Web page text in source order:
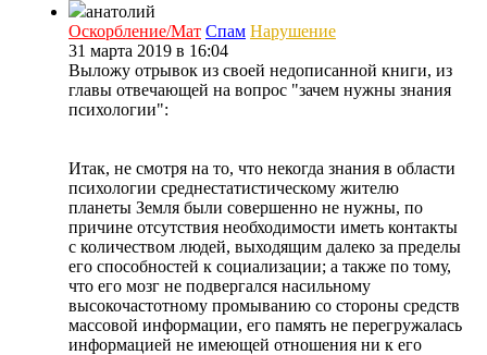
анатолий
Оскорбление/Мат Спам Нарушение
31 марта 2019 в 16:04
Выложу отрывок из своей недописанной книги, из
главы отвечающей на вопрос "зачем нужны знания
психологии":
Итак, не смотря на то, что некогда знания в области
психологии среднестатистическому жителю
планеты Земля были совершенно не нужны, по
причине отсутствия необходимости иметь контакты
с количеством людей, выходящим далеко за пределы
его способностей к социализации; а также по тому,
что его мозг не подвергался насильному
высокочастотному промыванию со стороны средств
массовой информации, его память не перегружалась
информацией не имеющей отношения ни к его